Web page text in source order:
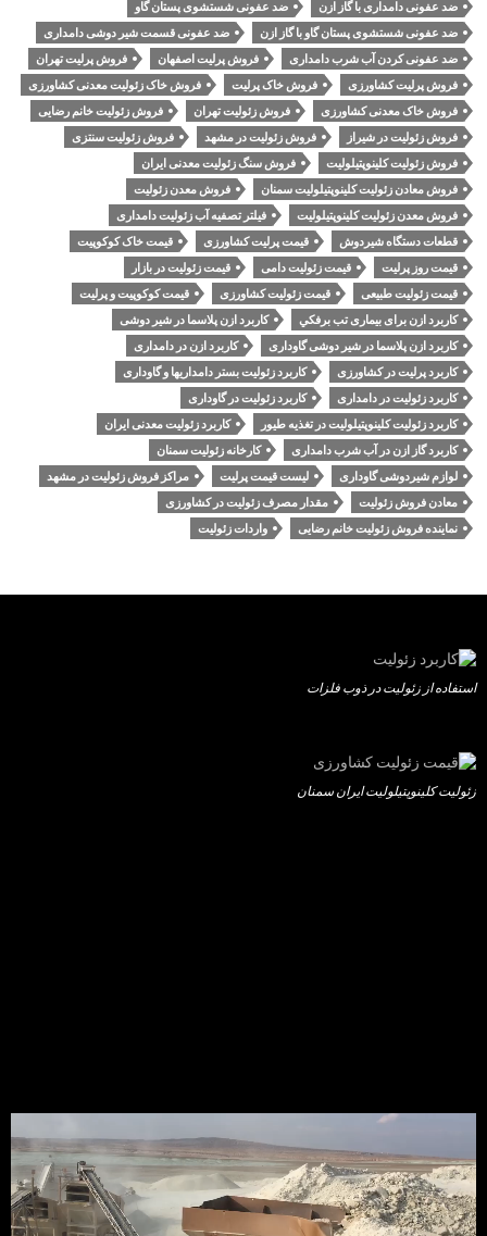
ضد عفونی دامداری با گاز ازن
ضد عفونی شستشوی پستان گاو
ضد عفونی شستشوی پستان گاو با گاز ازن
ضد عفونی قسمت شیر دوشی دامداری
ضد عفونی کردن آب شرب دامداری
فروش پرلیت اصفهان
فروش پرلیت تهران
فروش پرلیت کشاورزی
فروش خاک پرلیت
فروش خاک زئولیت معدنی کشاورزی
فروش خاک معدنی کشاورزی
فروش زئولیت تهران
فروش زئولیت خانم رضایی
فروش زئولیت در شیراز
فروش زئولیت در مشهد
فروش زئولیت سنتزی
فروش زئولیت کلینوپتیلولیت
فروش سنگ زئولیت معدنی ایران
فروش معادن زئولیت کلینوپتیلولیت سمنان
فروش معدن زئولیت
فروش معدن زئولیت کلینوپتیلولیت
فیلتر تصفیه آب زئولیت دامداری
قطعات دستگاه شیردوش
قیمت پرلیت کشاورزی
قیمت خاک کوکوپیت
قیمت روز پرلیت
قیمت زئولیت دامی
قیمت زئولیت در بازار
قیمت زئولیت طبیعی
قیمت زئولیت کشاورزی
قیمت کوکوپیت و پرلیت
کاربرد ازن برای بیماری تب برفكي
کاربرد ازن پلاسما در شیر دوشی
کاربرد ازن پلاسما در شیر دوشی گاوداری
کاربرد ازن در دامداری
کاربرد پرلیت در کشاورزی
کاربرد زئولیت بستر دامداریها و گاوداری
کاربرد زئولیت در دامداری
کاربرد زئولیت در گاوداری
کاربرد زئولیت کلینوپتیلولیت در تغذیه طیور
کاربرد زئولیت معدنی ایران
کاربرد گاز ازن در آب شرب دامداری
کارخانه زئولیت سمنان
لوازم شیردوشی گاوداری
لیست قیمت پرلیت
مراکز فروش زئولیت در مشهد
معادن فروش زئولیت
مقدار مصرف زئولیت در کشاورزی
نماینده فروش زئولیت خانم رضایی
واردات زئولیت
استفاده از زئولیت در ذوب فلزات
زئولیت کلینوپتیلولیت ایران سمنان